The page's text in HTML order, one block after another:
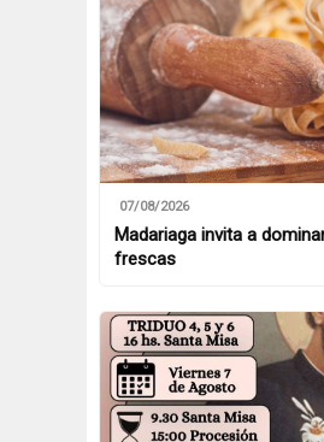
07/08/2026
Madariaga invita a
frescas